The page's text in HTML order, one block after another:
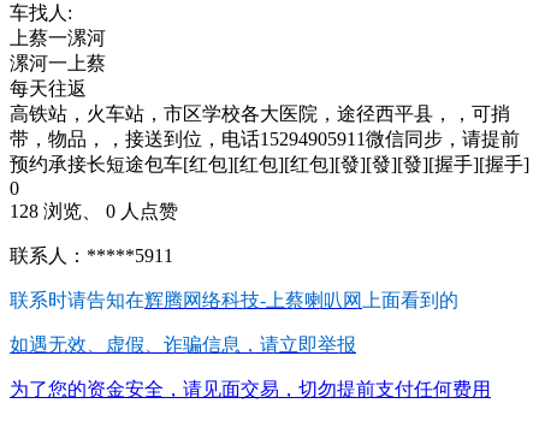
车找人:
上蔡一漯河
漯河一上蔡
每天往返
高铁站，火车站，市区学校各大医院，途径西平县，，可捎
带，物品，，接送到位，电话15294905911微信同步，请提前
预约承接长短途包车[红包][红包][红包][發][發][發][握手][握手]
0
128 浏览、 0 人点赞
联系人：*****5911
联系时请告知在辉腾网络科技-上蔡喇叭网 上面看到的
如遇无效、虚假、诈骗信息，请立即举报
为了您的资金安全，请见面交易，切勿提前支付任何费用